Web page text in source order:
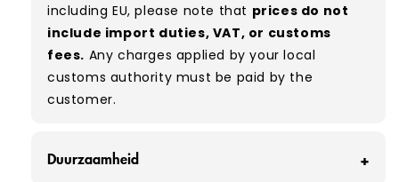
garments, a small percentage (5–10%) may
have minor flaws such as small tears, holes, or
stains. While we carefully inspect all items, a
degree of human error is possible. Condition
can vary slightly between pieces, and some
including EU, please note that prices do not
include import duties, VAT, or customs
fees. Any charges applied by your local
customs authority must be paid by the
customer.
Duurzaamheid